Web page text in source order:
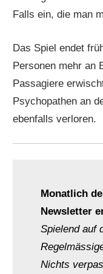
Falls ein, die man
Das Spiel endet
Personen mehr an
Passagiere
Psychopathen an
ebenfalls verloren.
Monatlich
Newsletter
Spielend auf
Nichts